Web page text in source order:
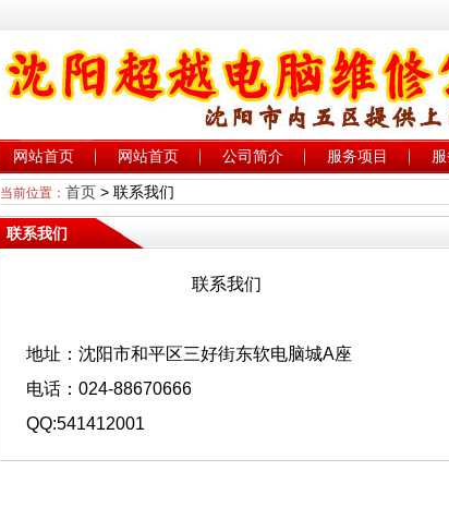
网站首页 网站首页 公司简介 服务项目
当前位置： 首页> 联系我们
联系我们
联系我们
地址：沈阳市和平区三好街东软电脑城A座
电话：024-88670666
QQ:541412001